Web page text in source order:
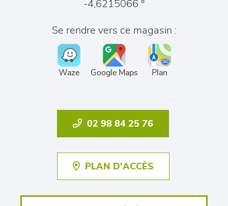
-4,6215066 °
Se rendre vers ce magasin :
Waze Google Maps Plan
02 98 84 25 76
PLAN D'ACCÈS